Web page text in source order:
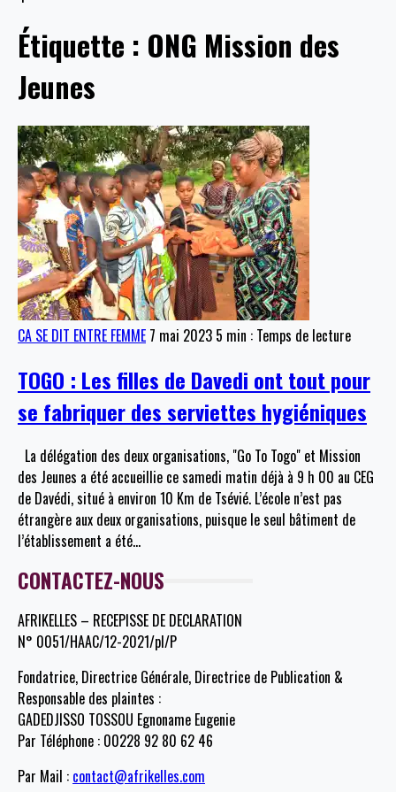
Étiquette : ONG Mission des
Jeunes
CA SE DIT ENTRE FEMME 7 mai 2023 5 min : Temps de lecture
TOGO : Les filles de Davedi ont tout pour
se fabriquer des serviettes hygiéniques
La délégation des deux organisations, "Go To Togo" et Mission
des Jeunes a été accueillie ce samedi matin déjà à 9 h 00 au CEG
de Davédi, situé à environ 10 Km de Tsévié. L’école n’est pas
étrangère aux deux organisations, puisque le seul bâtiment de
l’établissement a été…
CONTACTEZ-NOUS
AFRIKELLES – RECEPISSE DE DECLARATION
N° 0051/HAAC/12-2021/pl/P
Fondatrice, Directrice Générale, Directrice de Publication &
Responsable des plaintes :
GADEDJISSO TOSSOU Egnoname Eugenie
Par Téléphone : 00228 92 80 62 46
Par Mail : contact@afrikelles.com